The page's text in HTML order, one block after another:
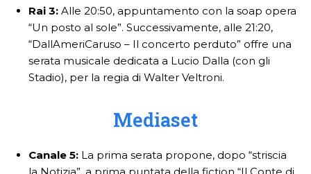
Rai 3: Alle 20:50, appuntamento con la soap opera
“Un posto al sole”. Successivamente, alle 21:20,
“DallAmeriCaruso – Il concerto perduto” offre una
serata musicale dedicata a Lucio Dalla (con gli
Stadio), per la regia di Walter Veltroni.
Mediaset
Canale 5: La prima serata propone, dopo “striscia